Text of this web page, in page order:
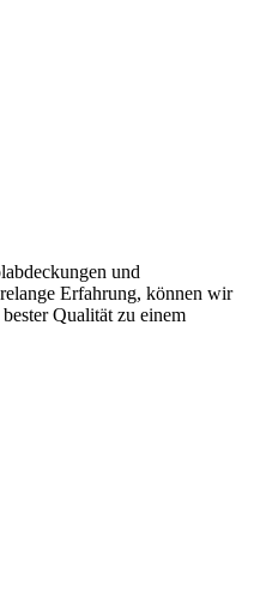
und
Erfahrung, können wir
Qualität zu einem